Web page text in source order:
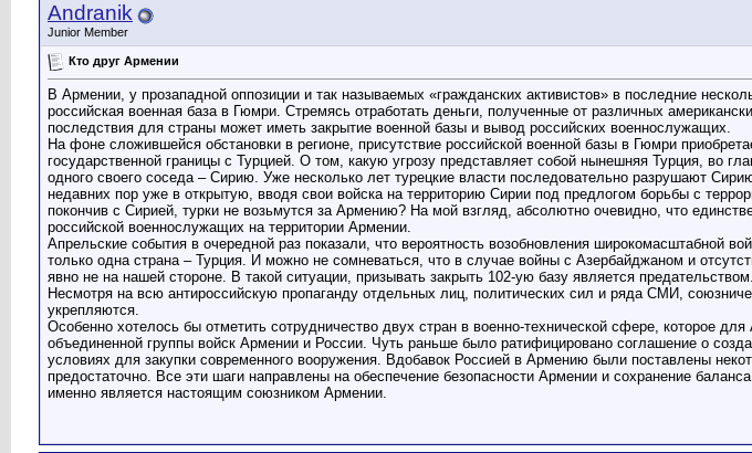
Andranik
Junior Member
Кто друг Армении
В Армении, у прозападной оппозиции и так называемых «гражданских активистов» в последние
российская военная база в Гюмри. Стремясь отработать деньги, полученные от различных
последствия для страны может иметь закрытие военной базы и вывод российских военнослужащих.
На фоне сложившейся обстановки в регионе, присутствие российской военной базы в Гюмри
государственной границы с Турцией. О том, какую угрозу представляет собой нынешняя Турция, во
одного своего соседа – Сирию. Уже несколько лет турецкие власти последовательно разрушают
недавних пор уже в открытую, вводя свои войска на территорию Сирии под предлогом борьбы с
покончив с Сирией, турки не возьмутся за Армению? На мой взгляд, абсолютно очевидно, что
российской военнослужащих на территории Армении.
Апрельские события в очередной раз показали, что вероятность возобновления
только одна страна – Турция. И можно не сомневаться, что в случае войны с Азербайджаном и
явно не на нашей стороне. В такой ситуации, призывать закрыть 102-ую базу является предательством.
Несмотря на всю антироссийскую пропаганду отдельных лиц, политических сил и ряда СМИ,
укрепляются.
Особенно хотелось бы отметить сотрудничество двух стран в военно-технической сфере, которое
объединенной группы войск Армении и России. Чуть раньше было ратифицировано соглашение о
условиях для закупки современного вооружения. Вдобавок Россией в Армению были поставлены
предостаточно. Все эти шаги направлены на обеспечение безопасности Армении и сохранение
именно является настоящим союзником Армении.